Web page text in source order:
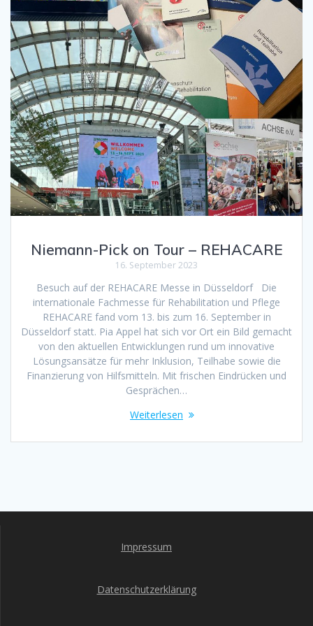
Niemann-Pick on Tour – REHACARE
16. September 2023
Besuch auf der REHACARE Messe in Düsseldorf Die
internationale Fachmesse für Rehabilitation und Pflege
REHACARE fand vom 13. bis zum 16. September in
Düsseldorf statt. Pia Appel hat sich vor Ort ein Bild gemacht
von den aktuellen Entwicklungen rund um innovative
Lösungsansätze für mehr Inklusion, Teilhabe sowie die
Finanzierung von Hilfsmitteln. Mit frischen Eindrücken und
Gesprächen…
Weiterlesen
Impressum
Datenschutzerklärung